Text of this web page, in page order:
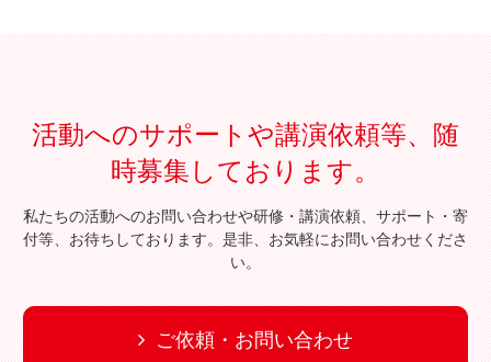
活動へのサポートや講演依頼等、随
時募集しております。
私たちの活動へのお問い合わせや研修・講演依頼、サポート・寄
付等、お待ちしております。是非、お気軽にお問い合わせくださ
い。
ご依頼・お問い合わせ